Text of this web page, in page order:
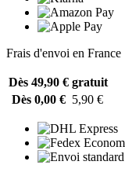
Frais d'envoi en France
Dès 49,90 € gratuit
Dès 0,00 € 5,90 €